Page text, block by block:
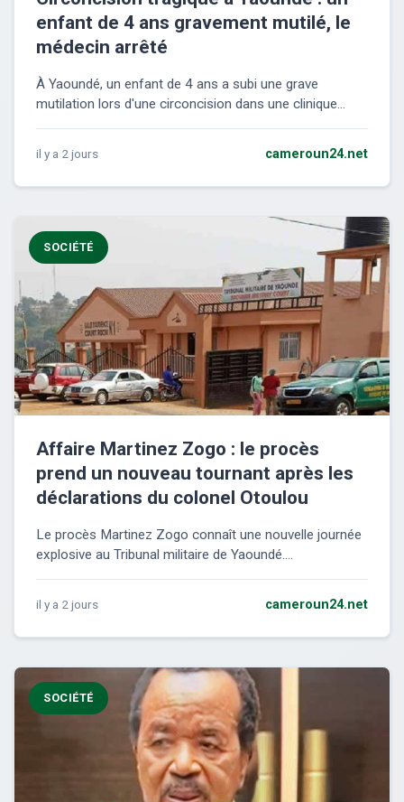
enfant de 4 ans gravement mutilé, le
médecin arrêté
À Yaoundé, un enfant de 4 ans a subi une grave
mutilation lors d'une circoncision dans une clinique...
il y a 2 jours cameroun24.net
SOCIÉTÉ
Affaire Martinez Zogo : le procès
prend un nouveau tournant après les
déclarations du colonel Otoulou
Le procès Martinez Zogo connaît une nouvelle journée
explosive au Tribunal militaire de Yaoundé....
il y a 2 jours cameroun24.net
SOCIÉTÉ